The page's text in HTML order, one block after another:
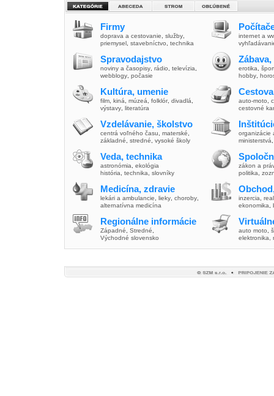
Firmy
doprava a cestovanie služby
priemysel stavebníctvo technika
Spravodajstvo
noviny a časopisy rádio televízia
webblogy počasie
Kultúra, umenie
film kiná múzeá folklór, divadlá
výstavy literatúra
Vzdelávanie, školstvo
centrá voľného času materské
základné
stredné vysoké školy
Veda, technika
astronómia
ekológia
história
technika slovníky
Medicína, zdravie
lekári a ambulancie lieky choroby
alternatívna medicína
Regionálne informácie
Západné Stredné
Východné slovensko
internet a
erotika
hobby
auto-moto
cestovné
organizácie
ministerstvá
zákon a
politika
inzercia
ekonomika
auto moto
elektronika,